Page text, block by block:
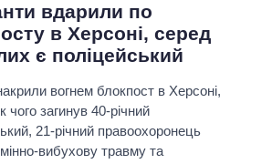
вдарили по
в Херсоні, серед
є поліцейський
вогнем блокпост в Херсоні,
чого загинув 40-річний
21-річний правоохоронець
вибухову травму та